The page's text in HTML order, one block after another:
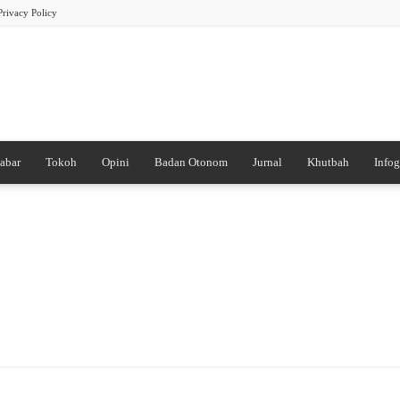
Policy
Tokoh Opini Badan Otonom Jurnal Khutbah